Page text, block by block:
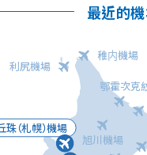
語言
最近的
珠（札幌）機場
旭川機場
稚内機場
利尻機場
鄂霍次克